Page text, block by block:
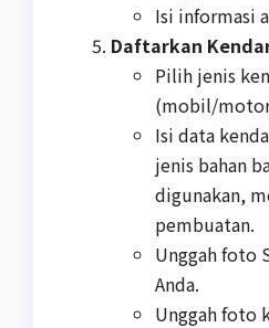
Isi informasi
Daftarkan
Pilih jenis
(mobil/
Isi data
jenis bahan
digunakan,
pembuatan.
Unggah foto
Anda.
Unggah foto